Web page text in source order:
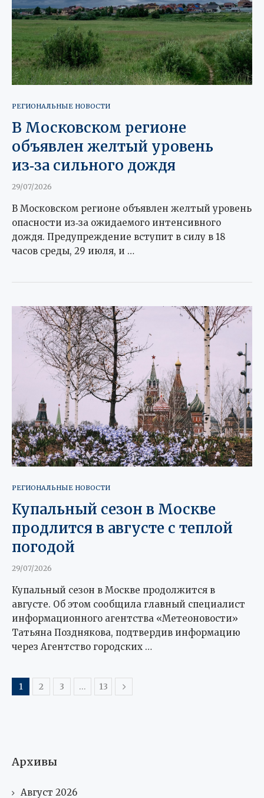
РЕГИОНАЛЬНЫЕ НОВОСТИ
В Московском регионе
объявлен желтый уровень
из‑за сильного дождя
29/07/2026
В Московском регионе объявлен желтый уровень
опасности из‑за ожидаемого интенсивного
дождя. Предупреждение вступит в силу в 18
часов среды, 29 июля, и …
РЕГИОНАЛЬНЫЕ НОВОСТИ
Купальный сезон в Москве
продлится в августе с теплой
погодой
29/07/2026
Купальный сезон в Москве продолжится в
августе. Об этом сообщила главный специалист
информационного агентства «Метеоновости»
Татьяна Позднякова, подтвердив информацию
через Агентство городских …
1 2 3 … 13
Архивы
Август 2026